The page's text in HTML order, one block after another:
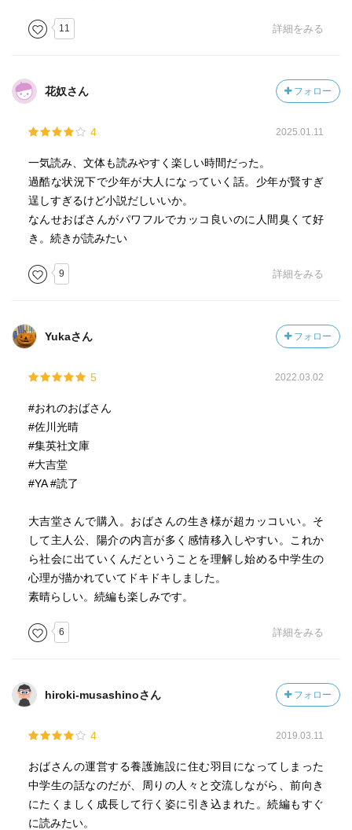
11 詳細をみる
花奴さん フォロー
4 2025.01.11
一気読み、文体も読みやすく楽しい時間だった。
過酷な状況下で少年が大人になっていく話。少年が賢すぎ
逞しすぎるけど小説だしいいか。
なんせおばさんがパワフルでカッコ良いのに人間臭くて好
き。続きが読みたい
9 詳細をみる
Yukaさん フォロー
5 2022.03.02
#おれのおばさん
#佐川光晴
#集英社文庫
#大吉堂
#YA #読了
大吉堂さんで購入。おばさんの生き様が超カッコいい。そ
して主人公、陽介の内言が多く感情移入しやすい。これか
ら社会に出ていくんだということを理解し始める中学生の
心理が描かれていてドキドキしました。
素晴らしい。続編も楽しみです。
6 詳細をみる
hiroki-musashinoさん フォロー
4 2019.03.11
おばさんの運営する養護施設に住む羽目になってしまった
中学生の話なのだが、周りの人々と交流しながら、前向き
にたくましく成長して行く姿に引き込まれた。続編もすぐ
に読みたい。